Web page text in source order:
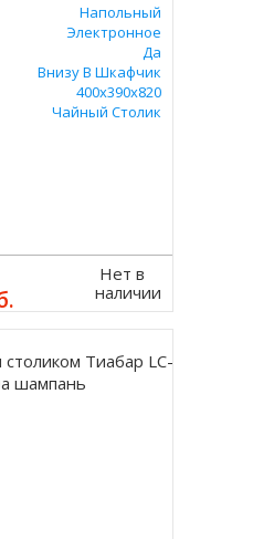
Напольный
Электронное
Да
Внизу В Шкафчик
400х390х820
Чайный Столик
Нет в
наличии